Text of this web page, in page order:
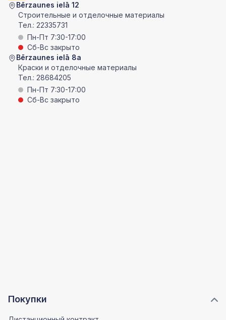
Покупки
Bērzaunes ielā 12
Строительные и отделочные материалы
Тел.: 22335731
Пн-Пт 7:30-17:00
Сб-Вс закрыто
Bērzaunes ielā 8a
Краски и отделочные материалы
Тел.: 28684205
Пн-Пт 7:30-17:00
Сб-Вс закрыто